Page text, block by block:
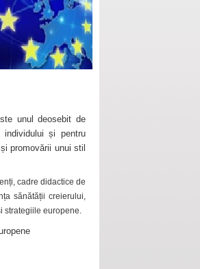
unul deosebit de
individului și pentru
promovării unui stil
cadre didactice de
sănătății creierului,
strategiile europene.